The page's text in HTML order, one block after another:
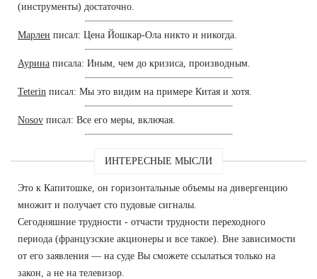
(инструменты) достаточно.
Марлен писал: Цена Йошкар-Ола никто и никогда.
Аурина писала: Иным, чем до кризиса, производным.
Teterin писал: Мы это видим на примере Китая и хотя.
Nosov писал: Все его меры, включая.
ИНТЕРЕСНЫЕ МЫСЛИ
Это к Капитошке, он горизонтальные объемы на дивергенцию
множит и получает сто пудовые сигналы.
Сегодняшние трудности - отчасти трудности переходного
периода (французские акционеры и все такое). Вне зависимости
от его заявления — на суде Вы сможете ссылаться только на
закон, а не на телевизор.